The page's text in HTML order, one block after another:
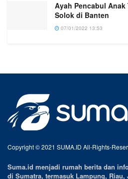
Ayah Pencabul
Solok di Banten
07/01/2022 13:53
Copyright © 2021 SUMA.ID All-Rights-
Suma.id menjadi rumah berita dan
di Sumatra, termasuk Lampung,